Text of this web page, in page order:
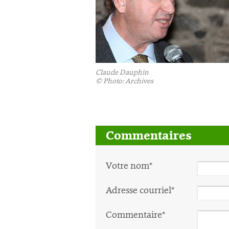
Claude Dauphin
©Photo: Archives
Commentaires
Votre nom*
Adresse courriel*
Commentaire*